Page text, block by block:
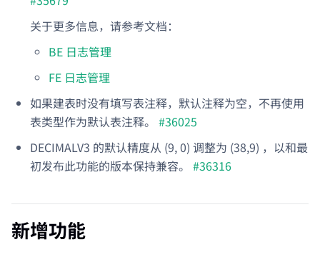
关于更多信息，请参考文档：
BE 日志管理
FE 日志管理
如果建表时没有填写表注释，默认注释为空，不再使用
表类型作为默认表注释。 #36025
DECIMALV3 的默认精度从 (9, 0) 调整为 (38,9) ，以和最
初发布此功能的版本保持兼容。 #36316
新增功能